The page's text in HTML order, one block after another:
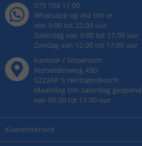
Klantenservice
073 704 11 00
Whatsapp op ma t/m vr
van 9.00 tot 22.00 uur
Zaterdag van 9.00 tot 17.00 uur
Zondag van 12.00 tot 17.00 uur
Kantoor / Showroom
Rietveldenweg 49D
5222AP 's Hertogenbosch
Maandag t/m zaterdag geopend
van 09.00 tot 17.00 uur